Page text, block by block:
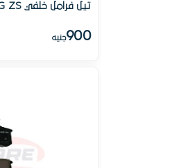
تيل فرامل خلفي MG ZS
900جنيه